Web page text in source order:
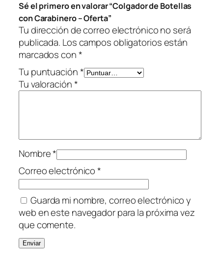
n
C
a
r
a
b
i
n
–
O
f
e
r
t
a
c
a
Sé el primero en valorar “Colgador de Botellas
con Carabinero – Oferta”
Tu dirección de correo electrónico no será
publicada. Los campos obligatorios están
marcados con*
Tu puntuación*
Tu valoración*
Nombre*
Correo electrónico*
Guarda mi nombre, correo electrónico y
web en este navegador para la próxima vez
que comente.